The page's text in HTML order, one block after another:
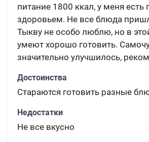
питание 1800 ккал, у меня
здоровьем. Не все блюда
Тыкву не особо люблю, но в
умеют хорошо готовить.
значительно улучшилось,
Достоинства
Стараются готовить разные
Недостатки
Не все вкусно